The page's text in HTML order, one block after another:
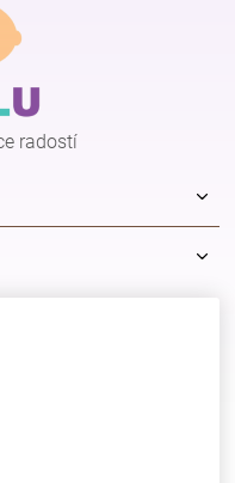
radostí